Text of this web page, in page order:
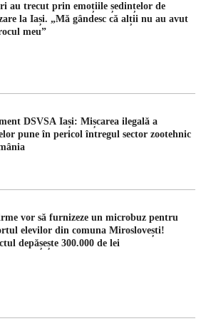
au trecut prin emoțiile ședințelor de
la Iași. „Mă gândesc că alții nu au avut
meu”
DSVSA Iași: Mișcarea ilegală a
pune în pericol întregul sector zootehnic
vor să furnizeze un microbuz pentru
elevilor din comuna Miroslovești!
depășește 300.000 de lei